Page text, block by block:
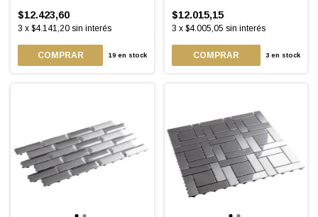
$12.423,60
3 x $4.141,20 sin interés
19en stock
$12.015,15
3 x $4.005,05 sin interés
3 en stock